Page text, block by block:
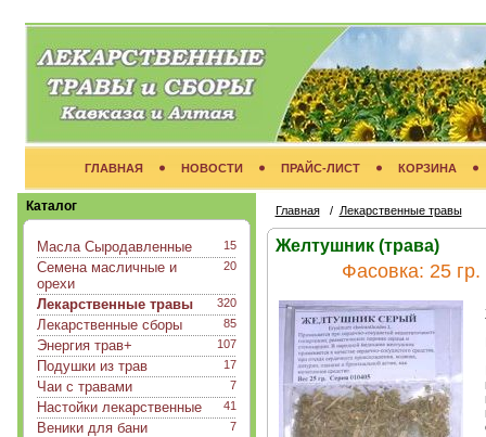
ГЛАВНАЯ НОВОСТИ ПРАЙС-ЛИСТ КОРЗИНА
Каталог
15
Масла Сыродавленные
20
Семена масличные и
орехи
320
Лекарственные травы
85
Лекарственные сборы
107
Энергия трав+
17
Подушки из трав
7
Чаи с травами
41
Настойки лекарственные
7
Веники для бани
Главная/ Лекарственные травы
Желтушник (трава)
Фасовка: 25 гр.